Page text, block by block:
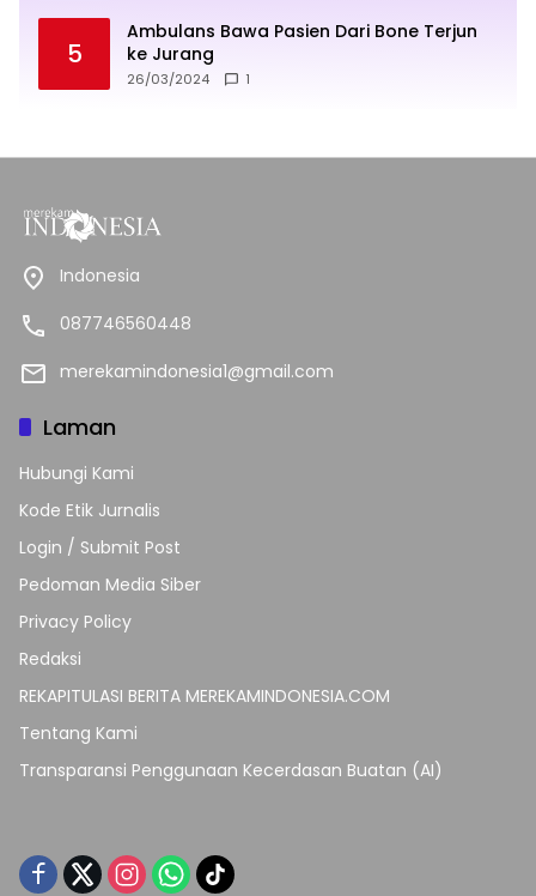
5
Ambulans Bawa Pasien Dari Bone Terjun
ke Jurang
26/03/2024 1
Indonesia
087746560448
merekamindonesia1@gmail.com
Laman
Hubungi Kami
Kode Etik Jurnalis
Login / Submit Post
Pedoman Media Siber
Privacy Policy
Redaksi
REKAPITULASI BERITA MEREKAMINDONESIA.COM
Tentang Kami
Transparansi Penggunaan Kecerdasan Buatan (AI)